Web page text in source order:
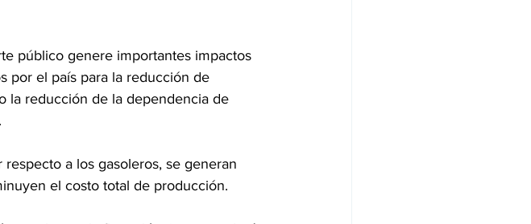
público genere importantes impactos
por el país para la reducción de
la reducción de la dependencia de
a los gasoleros, se generan
el costo total de producción.